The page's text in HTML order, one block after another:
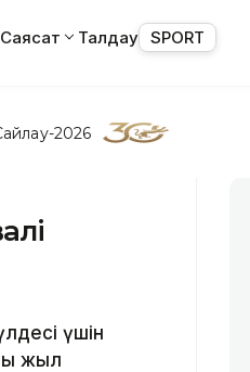
Саясат Талдау SPORT
2026
үшін
жыл